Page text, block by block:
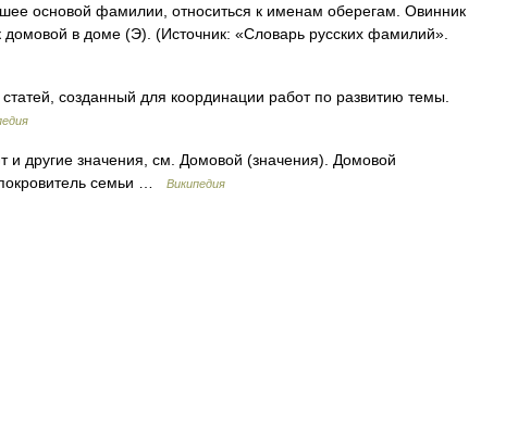
основой фамилии, относиться к именам оберегам. Овинник
в доме (Э). (Источник: «Словарь русских фамилий».
созданный для координации работ по развитию темы.
и другие значения, см. Домовой (значения). Домовой
семьи …
Википедия